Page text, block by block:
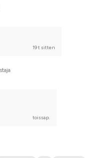
19 t sitten
toissap.